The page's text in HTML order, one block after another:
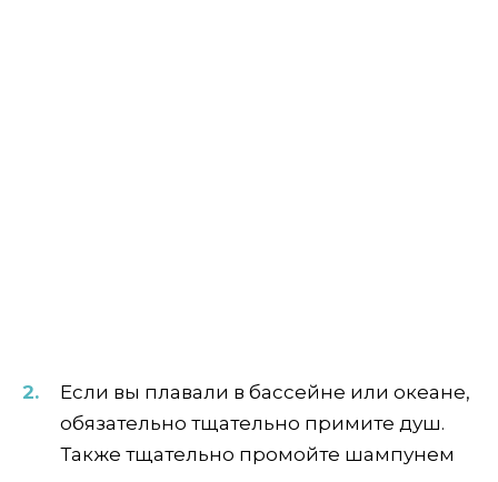
Если вы плавали в бассейне или океане,
обязательно тщательно примите душ.
Также тщательно промойте шампунем